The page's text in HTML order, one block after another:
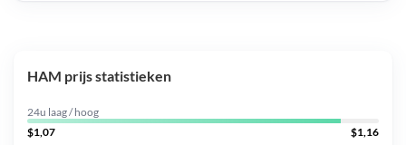
HAM prijs statistieken
24u laag / hoog
$1,07
$1,16